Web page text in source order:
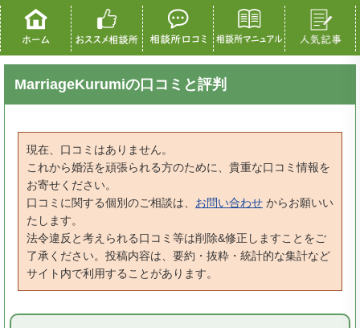
MarriageKurumiの口コミと評判
現在、口コミはありません。
これから婚活を頑張られる方のために、貴重な口コミ情報を
お寄せください。
口コミに関する個別のご相談は、 お問い合わせ からお願いい
たします。
法令違反と考えられる口コミ等は削除&修正しますことをご
了承ください。投稿内容は、要約・抜粋・統計的な集計など
サイト内で利用することがあります。